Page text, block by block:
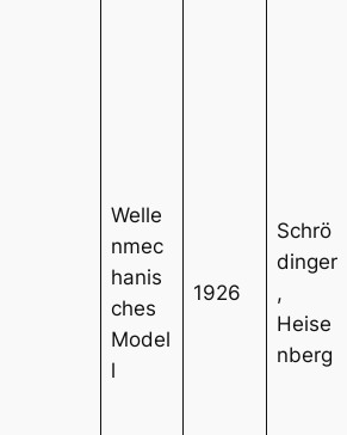
Welle
nmec
hanis
ches
Model
l
1926
Schrö
dinger
,
Heise
nberg